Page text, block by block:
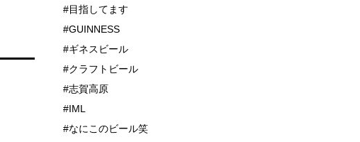
#目指してます
#GUINNESS
#ギネスビール
#クラフトビール
#志賀高原
#IML
#なにこのビール笑